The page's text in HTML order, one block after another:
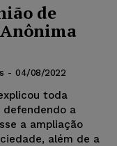
de
- 04/08/2022
toda
defendendo a
a ampliação
além de a